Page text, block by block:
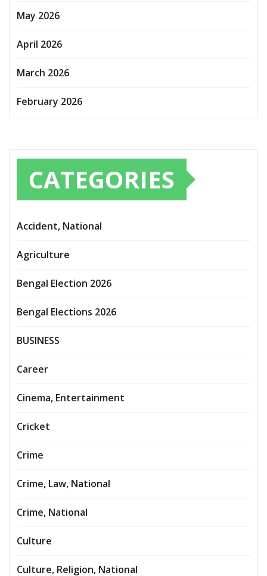
May 2026
April 2026
March 2026
February 2026
CATEGORIES
Accident, National
Agriculture
Bengal Election 2026
Bengal Elections 2026
BUSINESS
Career
Cinema, Entertainment
Cricket
Crime
Crime, Law, National
Crime, National
Culture
Culture, Religion, National